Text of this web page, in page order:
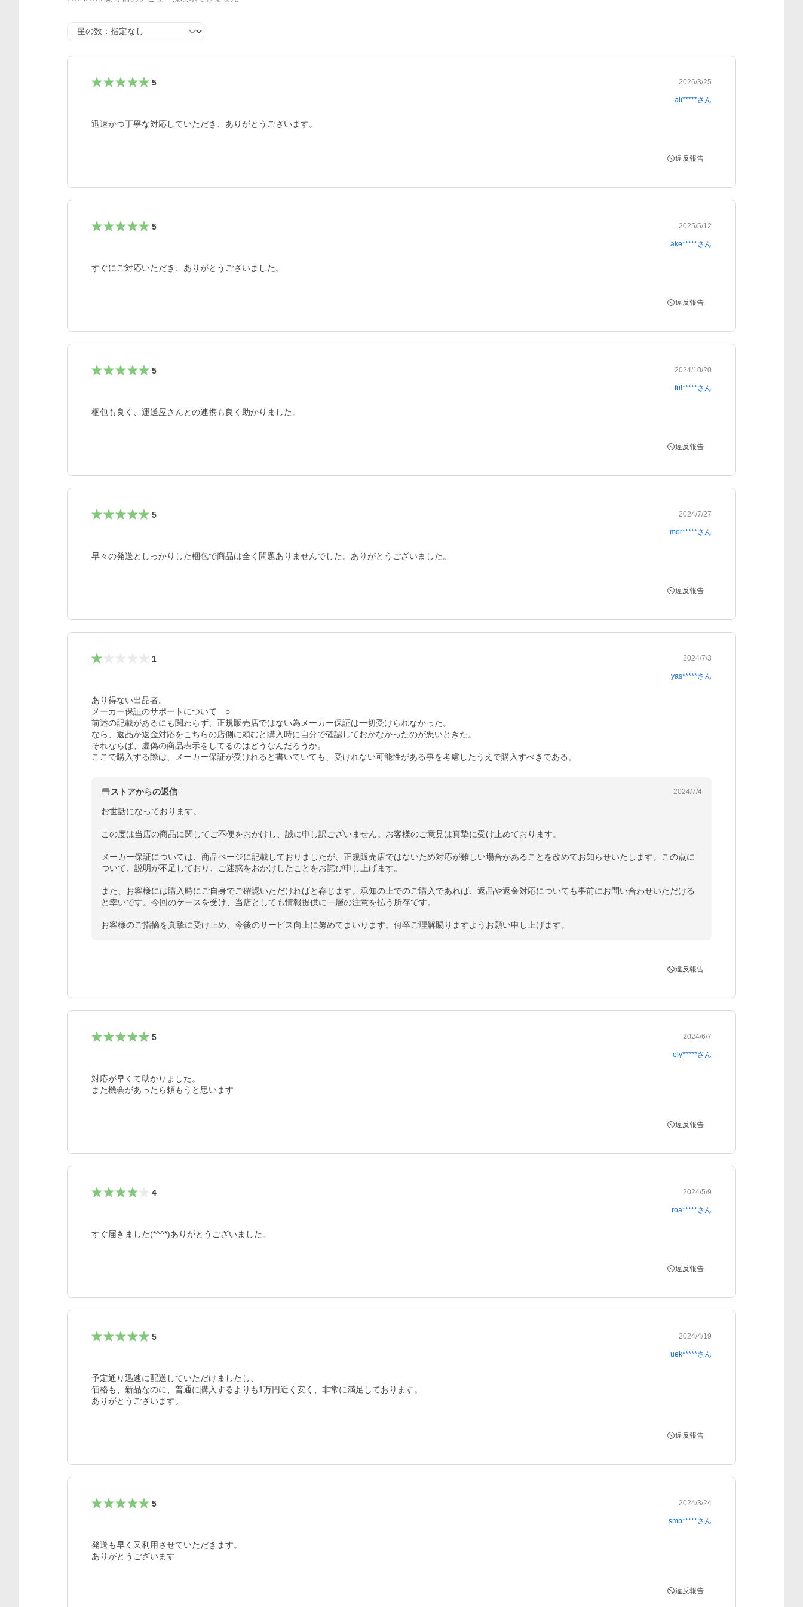
星の数
5 2026/3/25
ali*****さん
迅速かつ丁寧な対応していただき、ありがとうございます。
違反報告
5 2025/5/12
ake*****さん
すぐにご対応いただき、ありがとうございました。
違反報告
5 2024/10/20
ful*****さん
梱包も良く、運送屋さんとの連携も良く助かりました。
違反報告
5 2024/7/27
mor*****さん
早々の発送としっかりした梱包で商品は全く問題ありませんでした。ありがとうございました。
違反報告
1 2024/7/3
yas*****さん
あり得ない出品者。
メーカー保証のサポートについて　○
前述の記載があるにも関わらず、正規販売店ではない為メーカー保証は一切受けられなかった。
なら、返品か返金対応をこちらの店側に頼むと購入時に自分で確認しておかなかったのが悪いときた。
それならば、虚偽の商品表示をしてるのはどうなんだろうか。
ここで購入する際は、メーカー保証が受けれると書いていても、受けれない可能性がある事を考慮したうえで購入すべきである。
ストアからの返信 2024/7/4
お世話になっております。
この度は当店の商品に関してご不便をおかけし、誠に申し訳ございません。お客様のご意見は真摯に受け止めております。
メーカー保証については、商品ページに記載しておりましたが、正規販売店ではないため対応が難しい場合があることを改めてお知らせいたします。この点に
ついて、説明が不足しており、ご迷惑をおかけしたことをお詫び申し上げます。
また、お客様には購入時にご自身でご確認いただければと存じます。承知の上でのご購入であれば、返品や返金対応についても事前にお問い合わせいただける
と幸いです。今回のケースを受け、当店としても情報提供に一層の注意を払う所存です。
お客様のご指摘を真摯に受け止め、今後のサービス向上に努めてまいります。何卒ご理解賜りますようお願い申し上げます。
違反報告
5 2024/6/7
ely*****さん
対応が早くて助かりました。
また機会があったら頼もうと思います
違反報告
4 2024/5/9
roa*****さん
すぐ届きました(*^^*)ありがとうございました。
違反報告
5 2024/4/19
uek*****さん
予定通り迅速に配送していただけましたし、
価格も、新品なのに、普通に購入するよりも1万円近く安く、非常に満足しております。
ありがとうございます。
違反報告
5 2024/3/24
smb*****さん
発送も早く又利用させていただきます。
ありがとうございます
違反報告